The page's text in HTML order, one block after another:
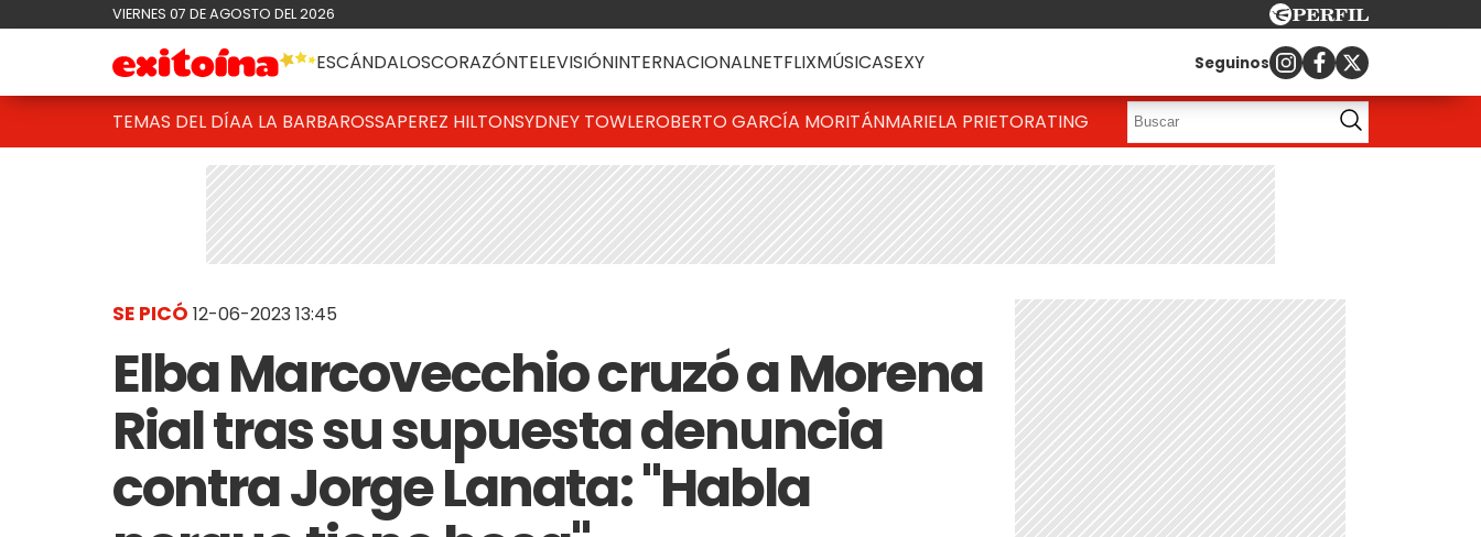
VIERNES 07 DE AGOSTO DEL 2026
ESCÁNDALOSCORAZÓNTELEVISIÓNINTERNACIONALNETFLIXMÚSICASEXY Seguinos
TEMAS DEL DÍAA LA BARBAROSSAPEREZ HILTONSYDNEY TOWLEROBERTO GARCÍA MORITÁNMARIELA PRIETORATING
SE PICÓ 12-06-2023 13:45
Elba Marcovecchio cruzó a Morena
Rial tras su supuesta denuncia
contra Jorge Lanata: "Habla